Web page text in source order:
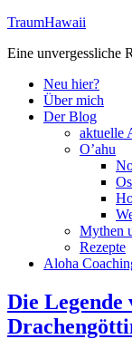
TraumHawaii
Eine unvergessliche
Neu hier?
Über mich
Der Blog
aktuelle
O’ahu
Mythen
Rezepte
Aloha
Die Legende